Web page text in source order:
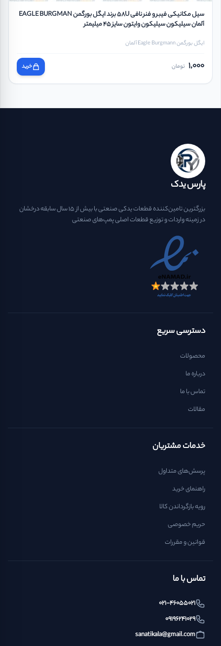
سیل مکانیکی فیبر و فنر نافی 58U برند ایگل بورگمن EAGLE BURGMAN
آلمان سیلیکون سیلیکون وایتون سایز 45 میلیمتر
ایگل بورگمن Eagle Burgmann آلمان
1,000 تومان خرید
پارس یدک
بزرگترین تامین‌کننده قطعات یدکی صنعتی با بیش از ۱۵ سال سابقه درخشان
در زمینه واردات و توزیع قطعات اصلی پمپ‌های صنعتی
دسترسی سریع
محصولات
درباره ما
تماس با ما
مقالات
خدمات مشتریان
پرسش‌های متداول
راهنمای خرید
رویه بازگرداندن کالا
حریم خصوصی
قوانین و مقررات
تماس با ما
021-46055021
09196241029
sanatikala@gmail.com